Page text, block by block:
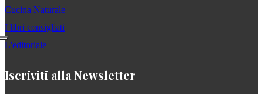
Cucina Naturale
I libri consigliati
L'editoriale
Iscriviti alla Newsletter